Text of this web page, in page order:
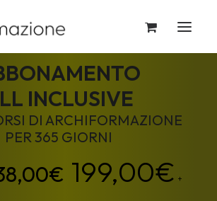
INCLUSIVE
DI ARCHIFORMAZIONE
PER 365 GIORNI
199,00€ +